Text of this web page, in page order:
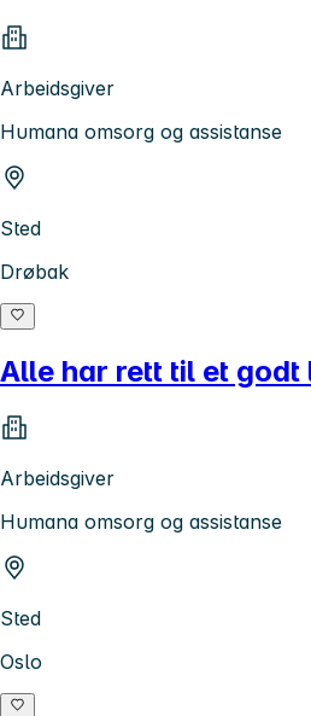
Arbeidsgiver
Humana omsorg og assistanse
Sted
Drøbak
Alle har rett til et godt
Arbeidsgiver
Humana omsorg og assistanse
Sted
Oslo